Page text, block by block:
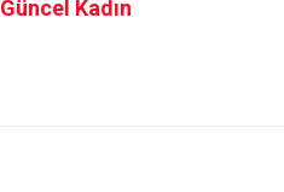
Güncel Kadın